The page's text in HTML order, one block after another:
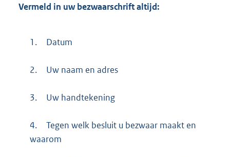
:
Vermeld in uw bezwaarschrift altijd:
1. Datum
2. Uw naam en adres
3. Uw handtekening
4.
Tegen welk besluit u bezwaar maakt en
waarom